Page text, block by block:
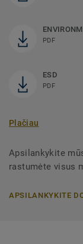
PDF
ESD
PDF
Plačiau
Apsilankykite
rastumėte visus
APSILANKYKITE